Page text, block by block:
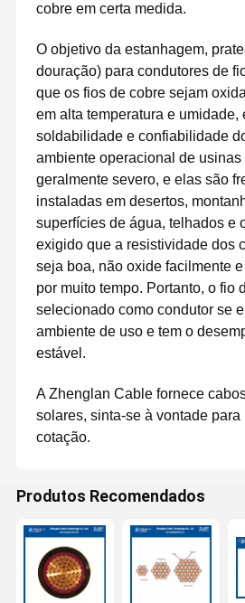
cobre em certa medida.
O objetivo da estanhagem,
douração) para condutores de
que os fios de cobre sejam
em alta temperatura e umidade,
soldabilidade e confiabilidade
ambiente operacional de
geralmente severo, e elas são
instaladas em desertos,
superfícies de água, telhados e
exigido que a resistividade dos
seja boa, não oxide facilmente
por muito tempo. Portanto, o fio
selecionado como condutor se
ambiente de uso e tem o
estável.
A Zhenglan Cable fornece
solares, sinta-se à vontade
cotação.
Produtos Recomendados